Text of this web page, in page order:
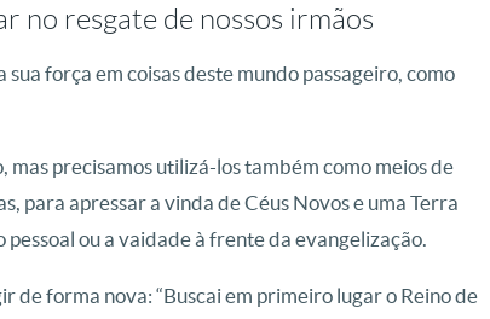
no resgate de nossos irmãos
força em coisas deste mundo passageiro, como
mas precisamos utilizá-los também como meios de
para apressar a vinda de Céus Novos e uma Terra
ou a vaidade à frente da evangelização.
de forma nova: “Buscai em primeiro lugar o Reino de